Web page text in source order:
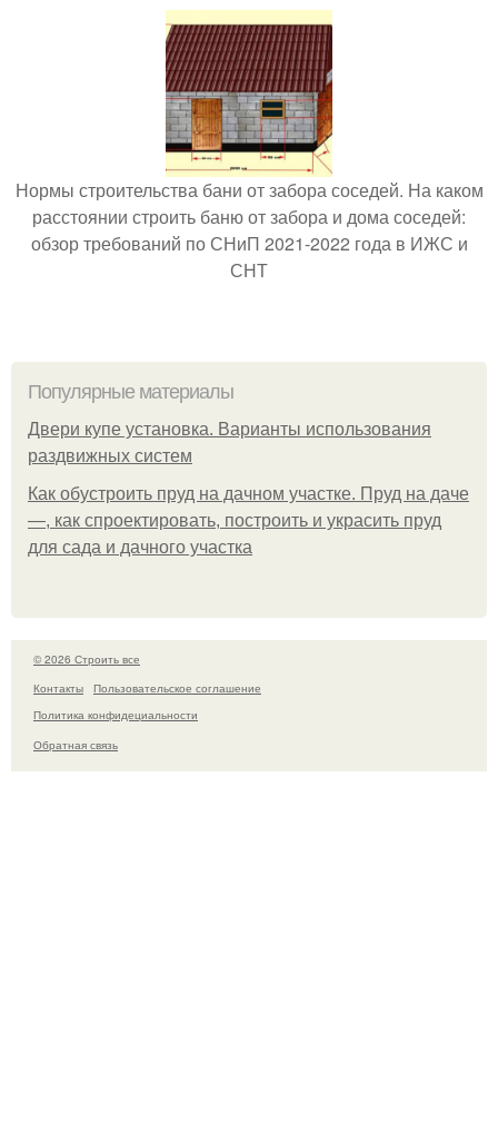
Нормы строительства бани от забора соседей. На каком
расстоянии строить баню от забора и дома соседей:
обзор требований по СНиП 2021-2022 года в ИЖС и
СНТ
Популярные материалы
Двери купе установка. Варианты использования
раздвижных систем
Как обустроить пруд на дачном участке. Пруд на даче
—, как спроектировать, построить и украсить пруд
для сада и дачного участка
© 2026 Строить все
Контакты
Пользовательское соглашение
Политика конфидециальности
Обратная связь